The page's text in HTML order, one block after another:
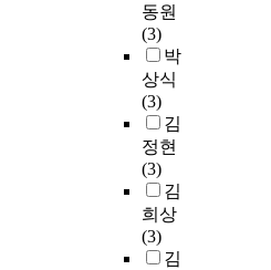
동원
(3)
박
상식
(3)
김
정현
(3)
김
희상
(3)
김